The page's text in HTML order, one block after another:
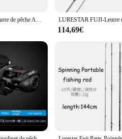
LURESTAR-Leurre de pêche AMER Spinning à haute teneur en carbone, 1.65m, 1.72m, L, UL, Power F Action, WT 1-12g, Newest Stream, Graduation
114,69€